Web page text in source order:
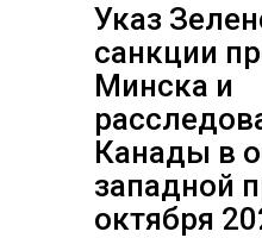
Указ
санкции
Минска и
Канады в
западной
октября